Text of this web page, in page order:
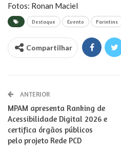
Fotos: Ronan Maciel
Destaque Evento Parintins
Compartilhar
ANTERIOR
MPAM apresenta Ranking de
Acessibilidade Digital 2026 e
certifica órgãos públicos
pelo projeto Rede PCD